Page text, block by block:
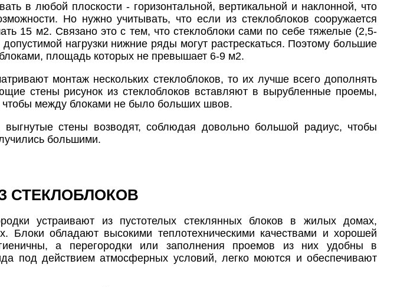
в любой плоскости - горизонтальной, вертикальной и наклонной, что
Но нужно учитывать, что если из стеклоблоков сооружается
15 м2. Связано это с тем, что стеклоблоки сами по себе тяжелые (2,5-
нагрузки нижние ряды могут растрескаться. Поэтому большие
площадь которых не превышает 6-9 м2.
монтаж нескольких стеклоблоков, то их лучше всего дополнять
стены рисунок из стеклоблоков вставляют в вырубленные проемы,
чтобы между блоками не было больших швов.
стены возводят, соблюдая довольно большой радиус, чтобы
большими.
СТЕКЛОБЛОКОВ
устраивают из пустотелых стеклянных блоков в жилых домах,
Блоки обладают высокими теплотехническими качествами и хорошей
а перегородки или заполнения проемов из них удобны в
под действием атмосферных условий, легко моются и обеспечивают